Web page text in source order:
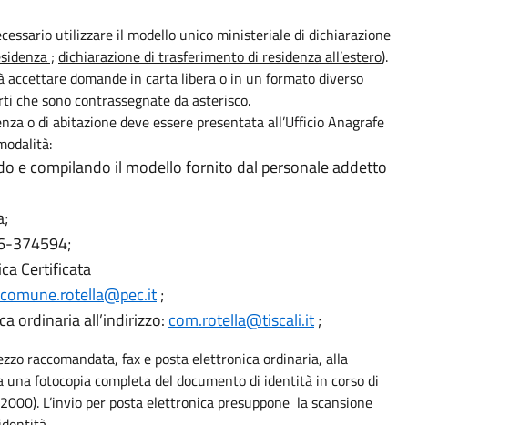
utilizzare il modello unico ministeriale di dichiarazione
; dichiarazione di trasferimento di residenza all’estero).
accettare domande in carta libera o in un formato diverso
che sono contrassegnate da asterisco.
o di abitazione deve essere presentata all’Ufficio Anagrafe
compilando il modello fornito dal personale addetto
374594;
Certificata
;
all’indirizzo: com.rotella@tiscali.it;
raccomandata, fax e posta elettronica ordinaria, alla
una fotocopia completa del documento di identità in corso di
L’invio per posta elettronica presuppone la scansione